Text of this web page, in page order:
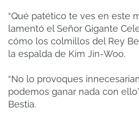
“Qué patético te ves en este
lamentó el Señor Gigante
cómo los colmillos del Rey
la espalda de Kim Jin-Woo.
“No lo provoques
podemos ganar nada con
Bestia.